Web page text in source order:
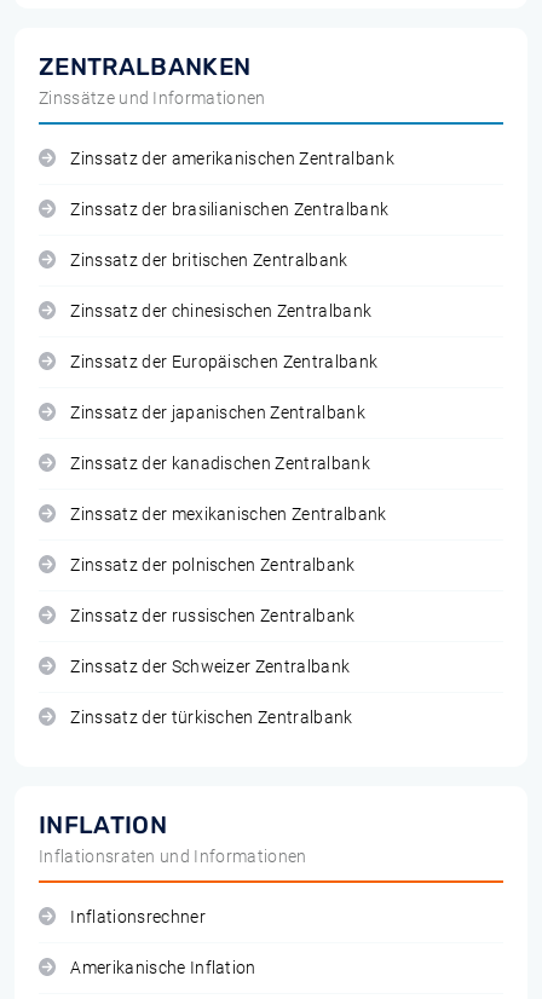
ZENTRALBANKEN
Zinssätze und Informationen
Zinssatz der amerikanischen Zentralbank
Zinssatz der brasilianischen Zentralbank
Zinssatz der britischen Zentralbank
Zinssatz der chinesischen Zentralbank
Zinssatz der Europäischen Zentralbank
Zinssatz der japanischen Zentralbank
Zinssatz der kanadischen Zentralbank
Zinssatz der mexikanischen Zentralbank
Zinssatz der polnischen Zentralbank
Zinssatz der russischen Zentralbank
Zinssatz der Schweizer Zentralbank
Zinssatz der türkischen Zentralbank
INFLATION
Inflationsraten und Informationen
Inflationsrechner
Amerikanische Inflation